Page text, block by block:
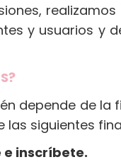
y usuarios y
depende de la
siguientes
inscríbete.